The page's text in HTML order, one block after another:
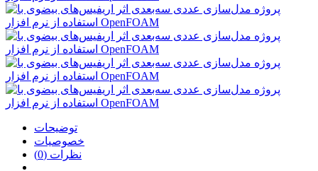
توضیحات
خصوصیات
نظرات (0)